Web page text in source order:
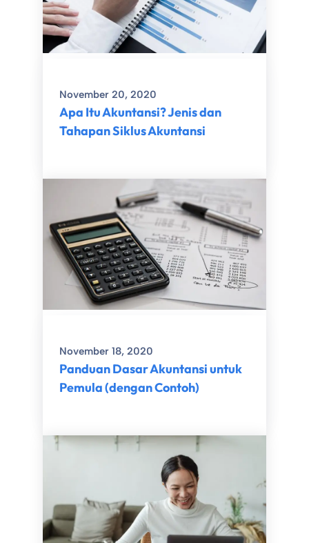
November 20, 2020
Apa Itu Akuntansi? Jenis dan
Tahapan Siklus Akuntansi
November 18, 2020
Panduan Dasar Akuntansi untuk
Pemula (dengan Contoh)